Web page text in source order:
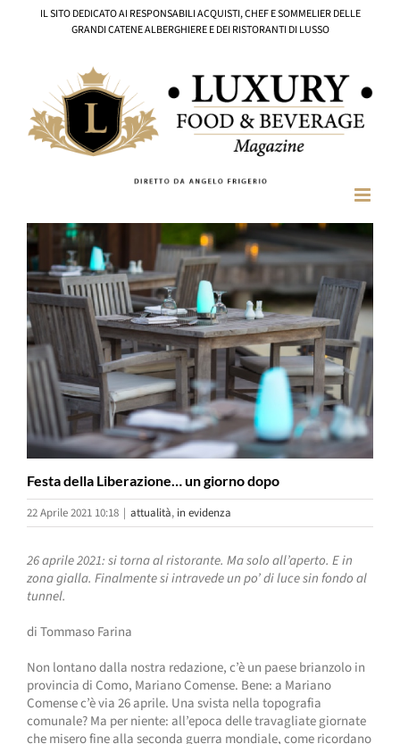
IL SITO DEDICATO AI RESPONSABILI ACQUISTI, CHEF E SOMMELIER DELLE
GRANDI CATENE ALBERGHIERE E DEI RISTORANTI DI LUSSO
Ingrandisci
immagine
Festa della Liberazione… un giorno dopo
22 Aprile 2021 10:18 | attualità, in evidenza
26 aprile 2021: si torna al ristorante. Ma solo all’aperto. E in
zona gialla. Finalmente si intravede un po’ di luce sin fondo al
tunnel.
di Tommaso Farina
Non lontano dalla nostra redazione, c’è un paese brianzolo in
provincia di Como, Mariano Comense. Bene: a Mariano
Comense c’è via 26 aprile. Una svista nella topografia
comunale? Ma per niente: all’epoca delle travagliate giornate
che misero fine alla seconda guerra mondiale, come ricordano